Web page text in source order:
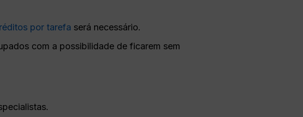
por tarefa será necessário.
com a possibilidade de ficarem sem